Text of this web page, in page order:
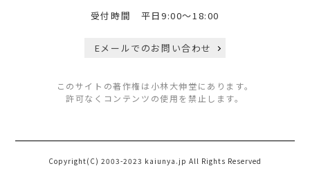
受付時間 平日9:00～18:00
Eメールでのお問い合わせ
このサイトの著作権は小林大伸堂にあります。
許可なくコンテンツの使用を禁止します。
Copyright(C) 2003-2023 kaiunya.jp All Rights Reserved